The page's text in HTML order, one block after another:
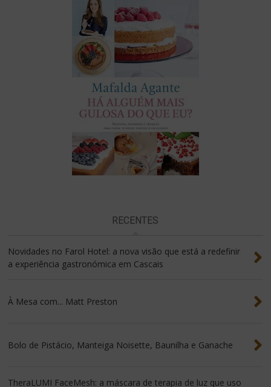
RECENTES
Novidades no Farol Hotel: a nova visão que está a redefinir
a experiência gastronómica em Cascais
À Mesa com... Matt Preston
Bolo de Pistácio, Manteiga Noisette, Baunilha e Ganache
TheraLUMI FaceMesh: a máscara de terapia de luz que uso